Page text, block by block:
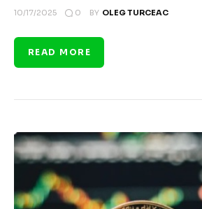
10/17/2025 0 BY OLEG TURCEAC
READ MORE